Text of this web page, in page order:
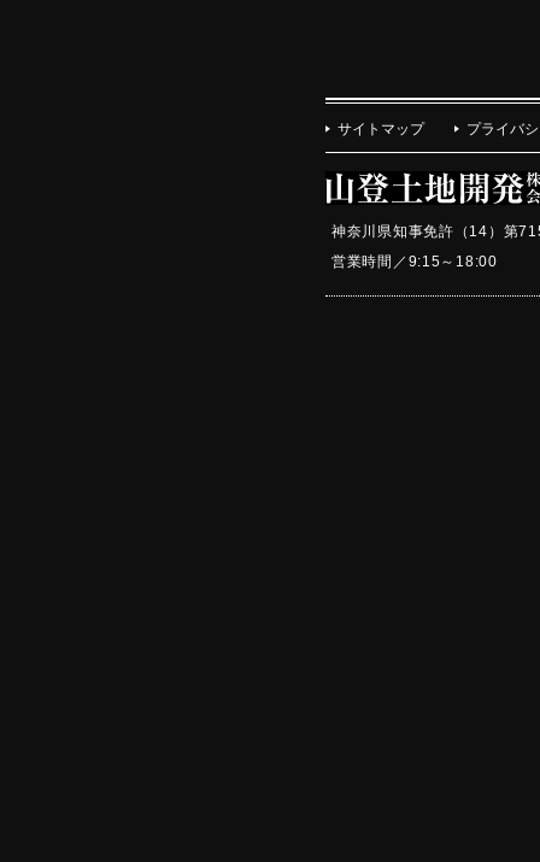
サイトマップ プライバ
神奈川県知事免許（14）第
営業時間／9:15～18:00